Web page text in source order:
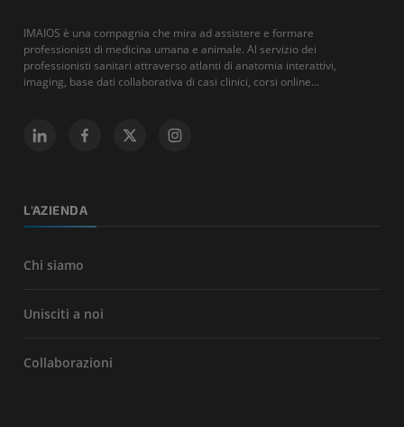
IMAIOS è una compagnia che mira ad assistere e formare
professionisti di medicina umana e animale. Al servizio dei
professionisti sanitari attraverso atlanti di anatomia interattivi,
imaging, base dati collaborativa di casi clinici, corsi online...
L'AZIENDA
Chi siamo
Unisciti a noi
Collaborazioni